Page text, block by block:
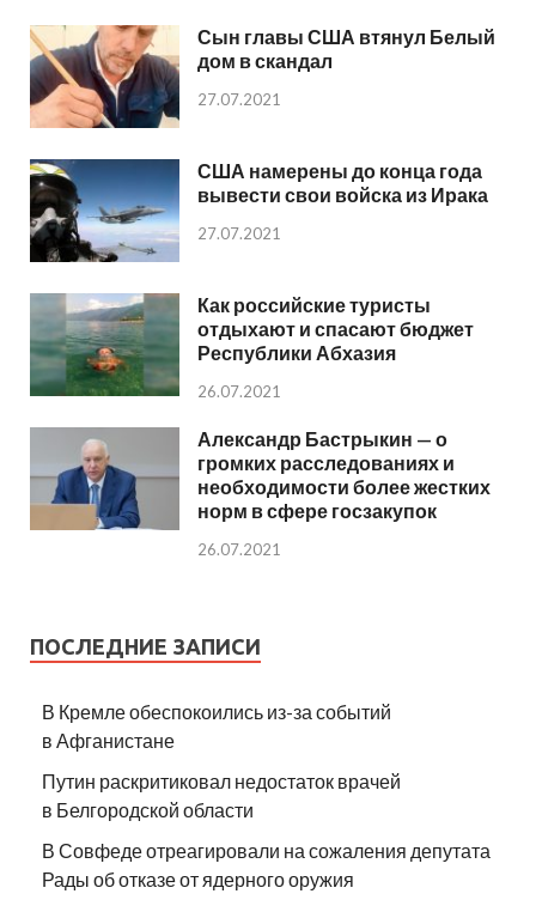
Сын главы США втянул Белый
дом в скандал
27.07.2021
США намерены до конца года
вывести свои войска из Ирака
27.07.2021
Как российские туристы
отдыхают и спасают бюджет
Республики Абхазия
26.07.2021
Александр Бастрыкин — о
громких расследованиях и
необходимости более жестких
норм в сфере госзакупок
26.07.2021
ПОСЛЕДНИЕ ЗАПИСИ
В Кремле обеспокоились из-за событий
в Афганистане
Путин раскритиковал недостаток врачей
в Белгородской области
В Совфеде отреагировали на сожаления депутата
Рады об отказе от ядерного оружия